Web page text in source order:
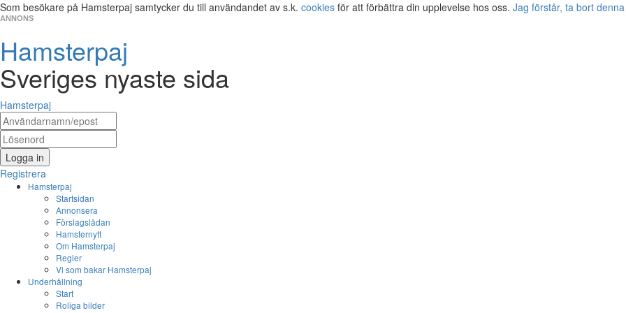
Som besökare på Hamsterpaj samtycker du till användandet av s.k. cookies för att förbättra din upplevelse hos oss. Jag förstår, ta bort
ANNONS
Hamsterpaj
Sveriges nyaste sida
Hamsterpaj
Logga in
Registrera
Hamsterpaj
Startsidan
Annonsera
Förslagslådan
Hamsternytt
Om Hamsterpaj
Regler
Vi som bakar Hamsterpaj
Underhållning
Start
Roliga bilder